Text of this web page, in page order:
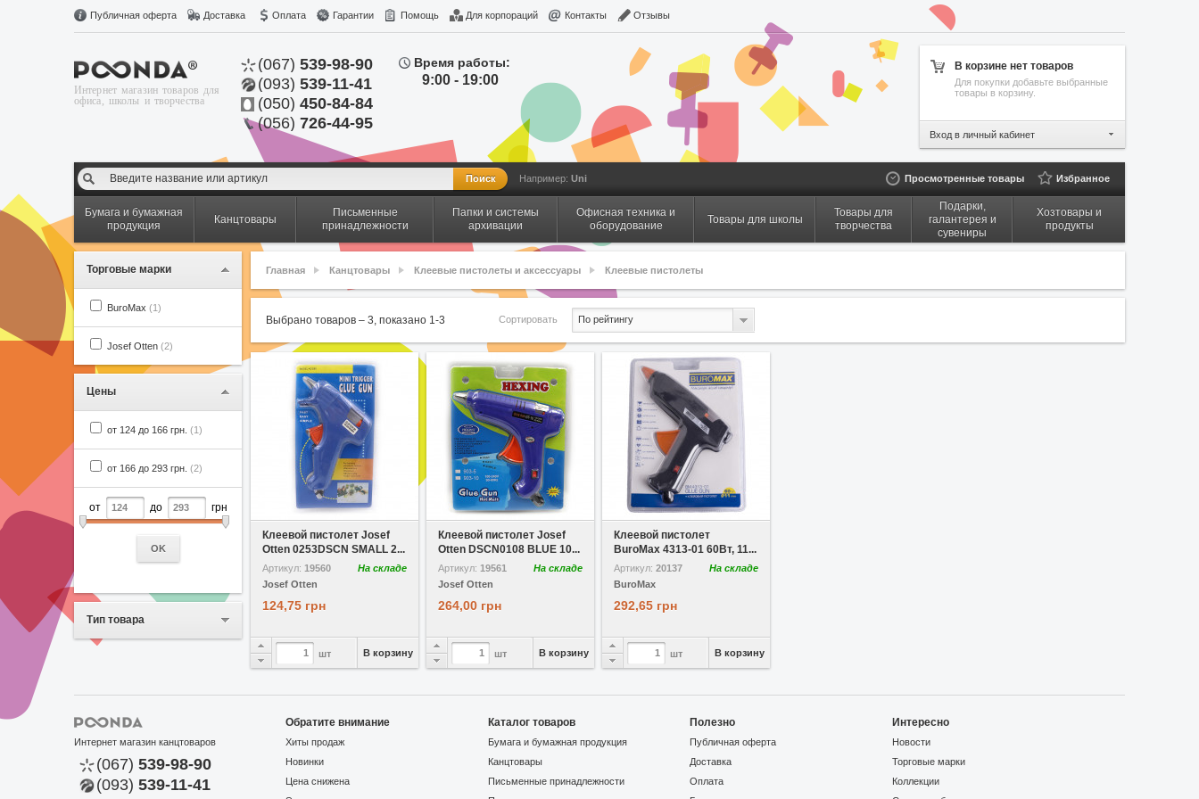
Публичная оферта Доставка Оплата Гарантии Помощь Для корпораций Контакты Отзывы
Интернет магазин товаров для
офиса, школы и творчества
(067) 539-98-90
(093) 539-11-41
(050) 450-84-84
(056) 726-44-95
Время работы:
9:00 - 19:00
В корзине нет товаров
Для покупки добавьте выбранные
товары в корзину.
Вход в личный кабинет
Например: Uni Просмотренные товары Избранное
Бумага и бумажная
продукция
Канцтовары
Письменные
принадлежности
Папки и системы
архивации
Офисная техника и
оборудование
Товары для школы
Товары для
творчества
Подарки,
галантерея и
сувениры
Хозтовары и
продукты
Торговые марки
BuroMax (1)
Josef Otten (2)
Цены
от 124 до 166 грн. (1)
от 166 до 293 грн. (2)
от до грн
OK
Тип товара
Главная Канцтовары Клеевые пистолеты и аксессуары Клеевые пистолеты
Выбрано товаров – 3, показано 1-3 Сортировать По рейтингу
В избранное
Клеевой пистолет Josef
Otten 0253DSCN SMALL 2...
Артикул: 19560
На складе
Josef Otten
124,75 грн
шт В корзину
В избранное
Клеевой пистолет Josef
Otten DSCN0108 BLUE 10...
Артикул: 19561
На складе
Josef Otten
264,00 грн
шт В корзину
В избранное
Клеевой пистолет
BuroMax 4313-01 60Вт, 11...
Артикул: 20137
На складе
BuroMax
292,65 грн
шт В корзину
Интернет магазин канцтоваров
(067) 539-98-90
(093) 539-11-41
Обратите внимание
Хиты продаж
Новинки
Цена снижена
Каталог товаров
Бумага и бумажная продукция
Канцтовары
Письменные принадлежности
Полезно
Публичная оферта
Доставка
Оплата
Интересно
Новости
Торговые марки
Коллекции